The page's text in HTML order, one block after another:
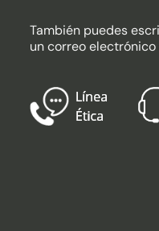
También puedes
un correo electrónico